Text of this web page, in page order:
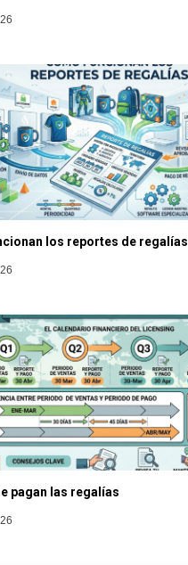
los reportes de regalías
pagan las regalías